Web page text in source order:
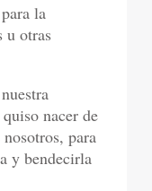
la
u otras
nacer de
para
y bendecirla